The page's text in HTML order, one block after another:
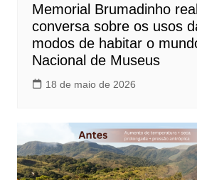
Memorial Brumadinho
conversa sobre os usos
modos de habitar o
Nacional de Museus
18 de maio de 2026